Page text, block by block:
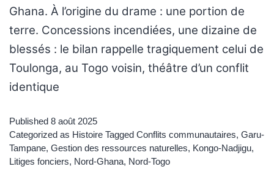
Ghana. À l’origine du drame : une portion de
terre. Concessions incendiées, une dizaine de
blessés : le bilan rappelle tragiquement celui de
Toulonga, au Togo voisin, théâtre d’un conflit
identique
Published 8 août 2025
Categorized as Histoire Tagged Conflits communautaires, Garu-
Tampane, Gestion des ressources naturelles, Kongo-Nadjigu,
Litiges fonciers, Nord-Ghana, Nord-Togo